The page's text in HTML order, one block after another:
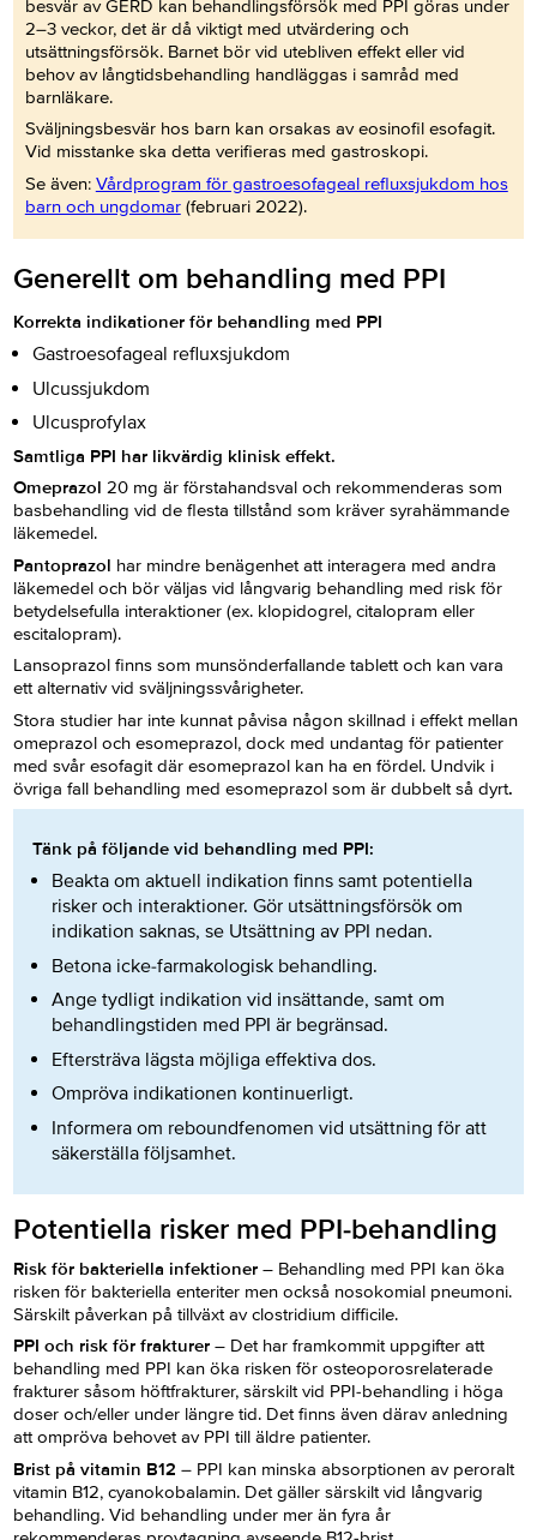
besvär av GERD kan behandlingsförsök med PPI göras under
2–3 veckor, det är då viktigt med utvärdering och
utsättningsförsök. Barnet bör vid utebliven effekt eller vid
behov av långtidsbehandling handläggas i samråd med
barnläkare.
Sväljningsbesvär hos barn kan orsakas av eosinofil esofagit.
Vid misstanke ska detta verifieras med gastroskopi.
Se även: Vårdprogram för gastroesofageal refluxsjukdom hos
barn och ungdomar(februari 2022).
Generellt om behandling med PPI
Korrekta indikationer för behandling med PPI
Gastroesofageal refluxsjukdom
Ulcussjukdom
Ulcusprofylax
Samtliga PPI har likvärdig klinisk effekt.
Omeprazol 20 mg är förstahandsval och rekommenderas som
basbehandling vid de flesta tillstånd som kräver syrahämmande
läkemedel.
Pantoprazol har mindre benägenhet att interagera med andra
läkemedel och bör väljas vid långvarig behandling med risk för
betydelsefulla interaktioner (ex. klopidogrel, citalopram eller
escitalopram).
Lansoprazol finns som munsönderfallande tablett och kan vara
ett alternativ vid sväljningssvårigheter.
Stora studier har inte kunnat påvisa någon skillnad i effekt mellan
omeprazol och esomeprazol, dock med undantag för patienter
med svår esofagit där esomeprazol kan ha en fördel. Undvik i
övriga fall behandling med esomeprazol som är dubbelt så dyrt.
Tänk på följande vid behandling med PPI:
Beakta om aktuell indikation finns samt potentiella
risker och interaktioner. Gör utsättningsförsök om
indikation saknas, se Utsättning av PPI nedan.
Betona icke-farmakologisk behandling.
Ange tydligt indikation vid insättande, samt om
behandlingstiden med PPI är begränsad.
Eftersträva lägsta möjliga effektiva dos.
Ompröva indikationen kontinuerligt.
Informera om reboundfenomen vid utsättning för att
säkerställa följsamhet.
Potentiella risker med PPI-behandling
Risk för bakteriella infektioner – Behandling med PPI kan öka
risken för bakteriella enteriter men också nosokomial pneumoni.
Särskilt påverkan på tillväxt avclostridium difficile.
PPI och risk för frakturer – Det har framkommit uppgifter att
behandling med PPI kan öka risken för osteoporosrelaterade
frakturer såsom höftfrakturer, särskilt vid PPI-behandling i höga
doser och/eller under längre tid. Det finns även därav anledning
att ompröva behovet av PPI till äldre patienter.
Brist på vitamin B12 – PPI kan minska absorptionen av peroralt
vitamin B12, cyanokobalamin. Det gäller särskilt vid långvarig
behandling. Vid behandling under mer än fyra år